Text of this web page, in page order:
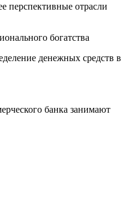
перспективные отрасли
богатства
денежных средств в
банка занимают